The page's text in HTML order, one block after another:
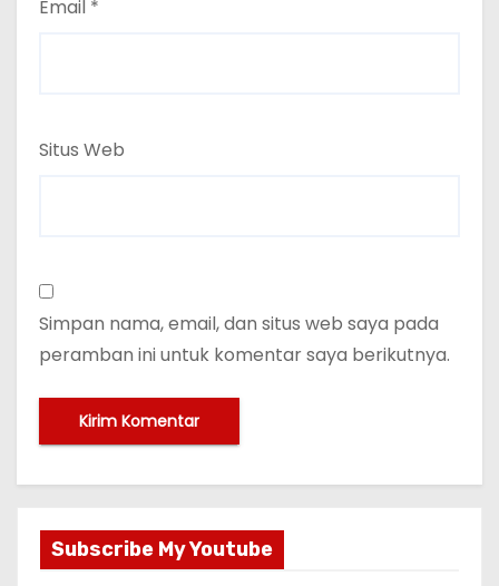
Email *
Situs Web
Simpan nama, email, dan situs web saya pada
peramban ini untuk komentar saya berikutnya.
Subscribe My Youtube